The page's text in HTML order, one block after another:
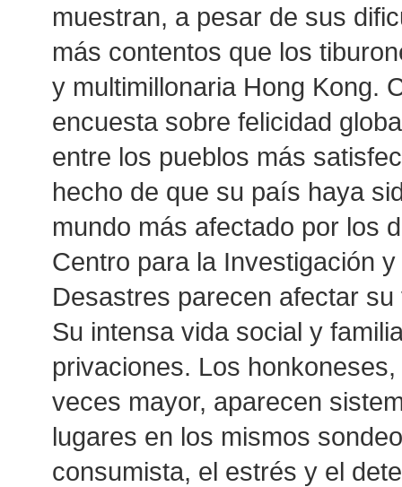
muestran, a pesar de sus
más contentos que los
y multimillonaria Hong Kong.
encuesta sobre felicidad
entre los pueblos más
hecho de que su país haya
mundo más afectado por los
Centro para la Investigación
Desastres parecen afectar
Su intensa vida social y
privaciones. Los
veces mayor, aparecen
lugares en los mismos
consumista, el estrés y el